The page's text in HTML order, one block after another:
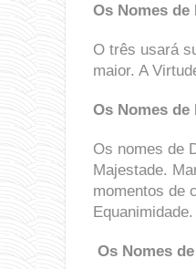
Os Nomes de
O três usará
maior. A
Os Nomes
Os nomes de
Majestade.
momentos de
Equanimidade.
Os Nomes